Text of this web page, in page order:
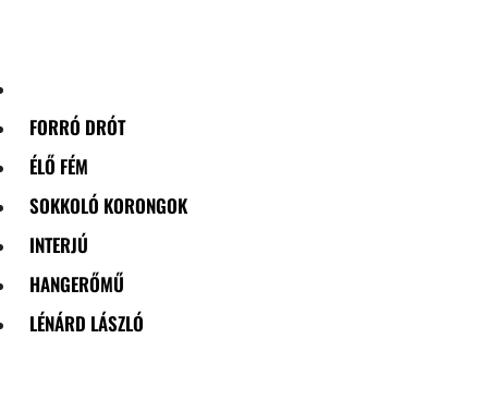
FORRÓ DRÓT
ÉLŐ FÉM
SOKKOLÓ KORONGOK
INTERJÚ
HANGERŐMŰ
LÉNÁRD LÁSZLÓ